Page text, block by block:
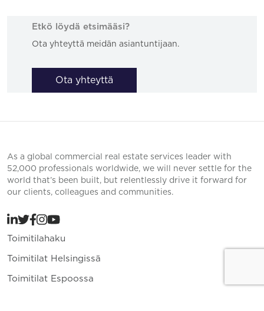
Etkö löydä etsimääsi?
Ota yhteyttä meidän asiantuntijaan.
Ota yhteyttä
As a global commercial real estate services leader with
52,000 professionals worldwide, we will never settle for the
world that’s been built, but relentlessly drive it forward for
our clients, colleagues and communities.
Toimitilahaku
Toimitilat Helsingissä
Toimitilat Espoossa